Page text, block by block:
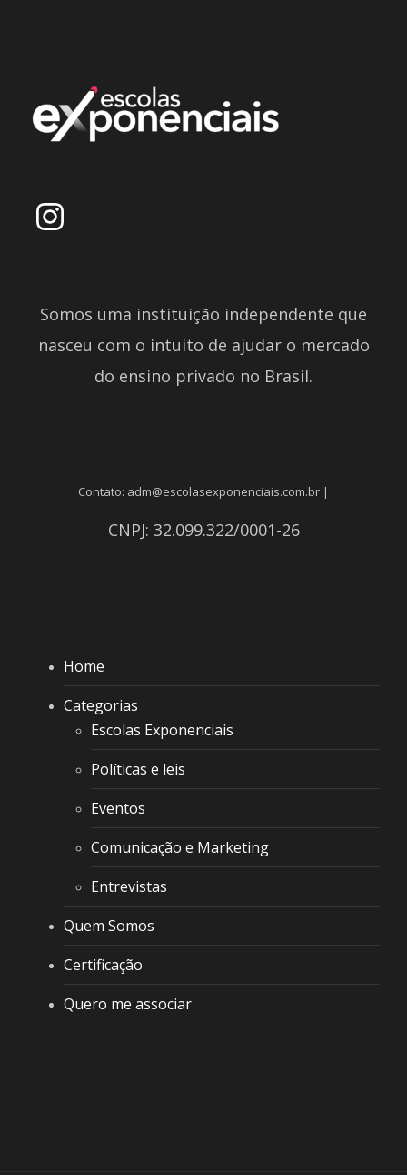
Somos uma instituição independente que
nasceu com o intuito de ajudar o mercado
do ensino privado no Brasil.
Contato: adm@escolasexponenciais.com.br |
CNPJ: 32.099.322/0001-26
Home
Categorias
Escolas Exponenciais
Políticas e leis
Eventos
Comunicação e Marketing
Entrevistas
Quem Somos
Certificação
Quero me associar